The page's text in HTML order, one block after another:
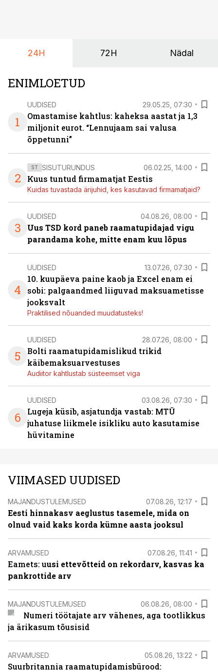
24H 72H Nädal
ENIMLOETUD
1
UUDISED 29.05.25, 07:30
Omastamise kahtlus: kaheksa aastat ja 1,3
miljonit eurot. “Lennujaam sai valusa
õppetunni”
2
ST SISUTURUNDUS 06.02.25, 14:00
Kuus tuntud firmamatjat Eestis
Kuidas tuvastada ärijuhid, kes kasutavad firmamatjaid?
3
UUDISED 04.08.26, 08:00
Uus TSD kord paneb raamatupidajad vigu
parandama kohe, mitte enam kuu lõpus
4
UUDISED 13.07.26, 07:30
10. kuupäeva paine kaob ja Excel enam ei
sobi: palgaandmed liiguvad maksuametisse
jooksvalt
Praktilised nõuanded muudatusteks!
5
UUDISED 28.07.26, 08:00
Bolti raamatupidamislikud trikid
käibemaksuarvestuses
Audiitor kahtlustab süsteemset viga
6
UUDISED 03.08.26, 07:30
Lugeja küsib, asjatundja vastab: MTÜ
juhatuse liikmele isikliku auto kasutamise
hüvitamine
VIIMASED UUDISED
MAJANDUSTULEMUSED 07.08.26, 12:17
Eesti hinnakasv aeglustus tasemele, mida on
olnud vaid kaks korda kümne aasta jooksul
ARVAMUSED 07.08.26, 11:41
Eamets: uusi ettevõtteid on rekordarv, kasvas ka
pankrottide arv
MAJANDUSTULEMUSED 06.08.26, 08:00
Numeri töötajate arv vähenes, aga tootlikkus
ja ärikasum tõusisid
ARVAMUSED 05.08.26, 13:22
Suurbritannia raamatupidamisbürood: